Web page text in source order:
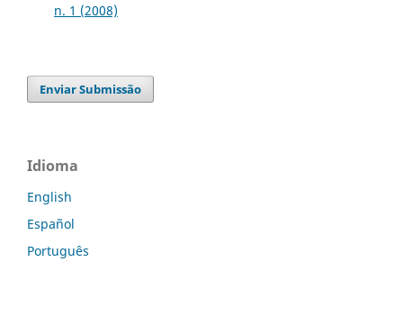
n. 1 (2008)
Enviar Submissão
Idioma
English
Español
Português